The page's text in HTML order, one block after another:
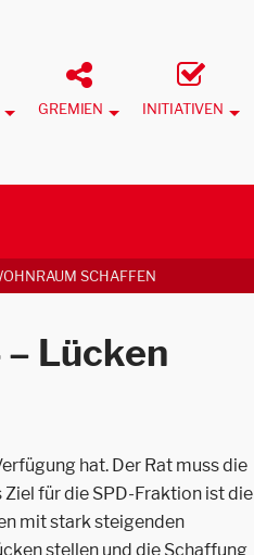
GREMIEN INITIATIVEN
SCHAFFEN
Lücken
hat. Der Rat muss die
für die SPD-Fraktion ist die
mit stark steigenden
stellen und die Schaffung